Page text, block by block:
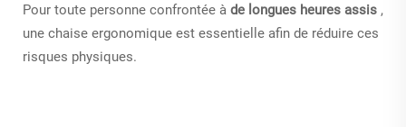
Pour toute personne confrontée à de longues heures assis ,
une chaise ergonomique est essentielle afin de réduire ces
risques physiques.